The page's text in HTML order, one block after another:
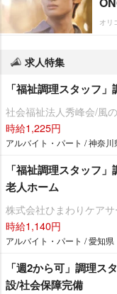
オリ
求人特集
「福祉調理スタッフ
社会福祉法人秀峰会/風
時給1,225円
アルバイト・パート / 神奈川
「福祉調理スタッフ
老人ホーム
株式会社ひまわりケア
時給1,140円
アルバイト・パート / 愛知県
「週2から可」調理ス
設/社会保障完備